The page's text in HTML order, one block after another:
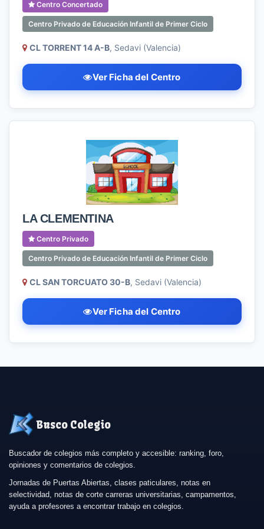
Centro Concertado
Centro Privado de Educación Infantil de Primer Ciclo
CL TORRENT 14 A-B, Sedavi (Valencia)
Ver Ficha del Centro
LA CLEMENTINA
Centro Privado
Centro Privado de Educación Infantil de Primer Ciclo
CL SAN TORCUATO 30-B, Sedavi (Valencia)
Ver Ficha del Centro
Busco Colegio
Buscador de colegios más completo y accesible: ranking, foro,
opiniones y comentarios de colegios.
Jornadas de Puertas Abiertas, clases paticulares, notas en
selectividad, notas de corte carreras universitarias, campamentos,
ayuda a profesores a encontrar trabajo en colegios.